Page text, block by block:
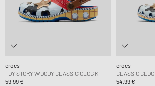
crocs
TOY STORY WOODY CLASSIC CLOG K
59,99 €
crocs
CLASSIC CLOG
54,99 €